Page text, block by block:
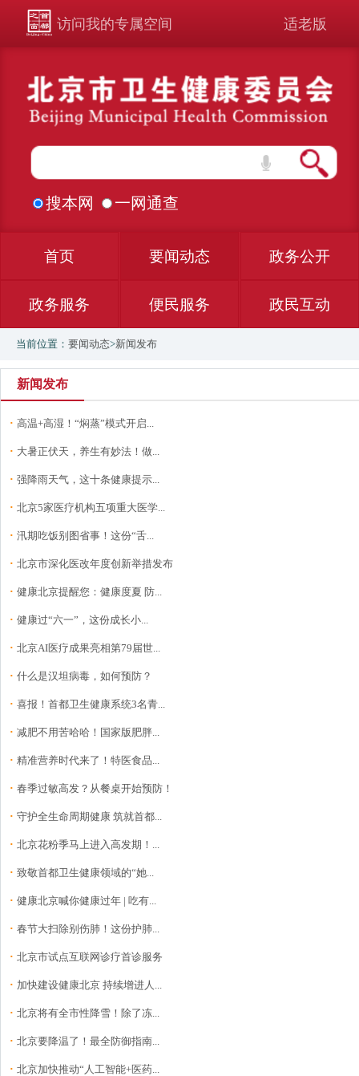
访问我的专属空间 适老版
搜本网 一网通查
首页 要闻动态 政务公开
政务服务 便民服务 政民互动
当前位置： 要闻动态>新闻发布
新闻发布
· 高温+高湿！“焖蒸”模式开启...
· 大暑正伏天，养生有妙法！做...
· 强降雨天气，这十条健康提示...
· 北京5家医疗机构五项重大医学...
· 汛期吃饭别图省事！这份“舌...
· 北京市深化医改年度创新举措发布
· 健康北京提醒您：健康度夏 防...
· 健康过“六一”，这份成长小...
· 北京AI医疗成果亮相第79届世...
· 什么是汉坦病毒，如何预防？
· 喜报！首都卫生健康系统3名青...
· 减肥不用苦哈哈！国家版肥胖...
· 精准营养时代来了！特医食品...
· 春季过敏高发？从餐桌开始预防！
· 守护全生命周期健康 筑就首都...
· 北京花粉季马上进入高发期！...
· 致敬首都卫生健康领域的“她...
· 健康北京喊你健康过年 | 吃有...
· 春节大扫除别伤肺！这份护肺...
· 北京市试点互联网诊疗首诊服务
· 加快建设健康北京 持续增进人...
· 北京将有全市性降雪！除了冻...
· 北京要降温了！最全防御指南...
· 北京加快推动“人工智能+医药...